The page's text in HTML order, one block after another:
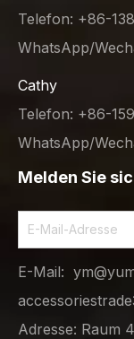
Telefon: +86-
WhatsApp/
Cathy
Telefon: +86-
WhatsApp/
Melden Sie
E-Mail:
Adresse: Raum